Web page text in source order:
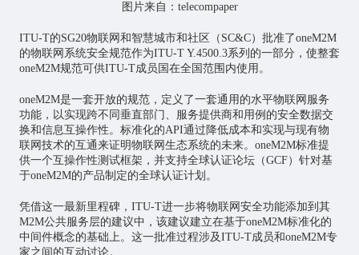
图片来自：telecompaper
ITU-T的SG20物联网和 智慧城市和社区（SC&C）批准了oneM2M
的物联网系统安全规范作为ITU-T Y.4500.3系列的一部分，使整套
oneM2M规范可供ITU-T成员国在全国范围内使用。
oneM2M是一套开放的规范，定义了一套通用的水平物联网服务
功能，以实现跨不同垂直部门、服务提供商和用例的安全数据交
换和信息互操作性。标准化的API通过降低成本和实现与现有物
联网技术的互通来证明物联网生态系统的未来。oneM2M标准提
供一个互操作性测试框架，并支持全球认证论坛（GCF）针对基
于oneM2M的产品制定的全球认证计划。
凭借这一最新里程碑，ITU-T进一步将物联网安全功能添加到其
M2M公共服务层的建议中，该建议建立在基于oneM2M标准化的
中间件概念的基础上。这一批准过程涉及ITU-T成员和oneM2M专
家之间的互动讨论。